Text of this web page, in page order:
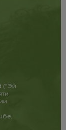
("Эй